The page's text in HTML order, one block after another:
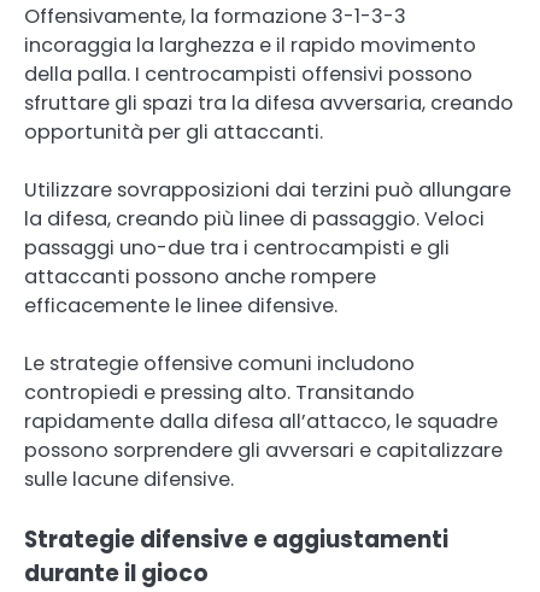
Offensivamente, la formazione 3-1-3-3
incoraggia la larghezza e il rapido movimento
della palla. I centrocampisti offensivi possono
sfruttare gli spazi tra la difesa avversaria, creando
opportunità per gli attaccanti.
Utilizzare sovrapposizioni dai terzini può allungare
la difesa, creando più linee di passaggio. Veloci
passaggi uno-due tra i centrocampisti e gli
attaccanti possono anche rompere
efficacemente le linee difensive.
Le strategie offensive comuni includono
contropiedi e pressing alto. Transitando
rapidamente dalla difesa all’attacco, le squadre
possono sorprendere gli avversari e capitalizzare
sulle lacune difensive.
Strategie difensive e aggiustamenti
durante il gioco